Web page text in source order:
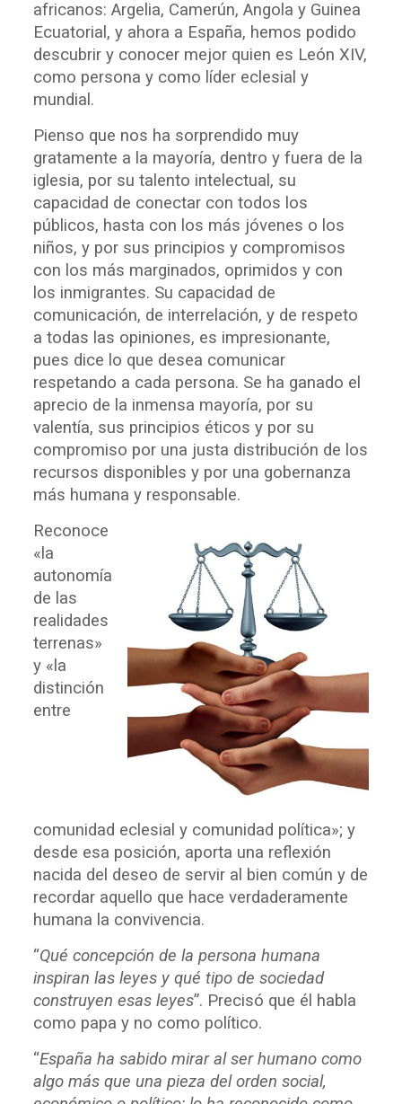
africanos: Argelia, Camerún, Angola y Guinea
Ecuatorial, y ahora a España, hemos podido
descubrir y conocer mejor quien es León XIV,
como persona y como líder eclesial y
mundial.
Pienso que nos ha sorprendido muy
gratamente a la mayoría, dentro y fuera de la
iglesia, por su talento intelectual, su
capacidad de conectar con todos los
públicos, hasta con los más jóvenes o los
niños, y por sus principios y compromisos
con los más marginados, oprimidos y con
los inmigrantes. Su capacidad de
comunicación, de interrelación, y de respeto
a todas las opiniones, es impresionante,
pues dice lo que desea comunicar
respetando a cada persona. Se ha ganado el
aprecio de la inmensa mayoría, por su
valentía, sus principios éticos y por su
compromiso por una justa distribución de los
recursos disponibles y por una gobernanza
más humana y responsable.
Reconoce
«la
autonomía
de las
realidades
terrenas»
y «la
distinción
entre
comunidad eclesial y comunidad política»; y
desde esa posición, aporta una reflexión
nacida del deseo de servir al bien común y de
recordar aquello que hace verdaderamente
humana la convivencia.
“Qué concepción de la persona humana
inspiran las leyes y qué tipo de sociedad
construyen esas leyes”. Precisó que él habla
como papa y no como político.
“España ha sabido mirar al ser humano como
algo más que una pieza del orden social,